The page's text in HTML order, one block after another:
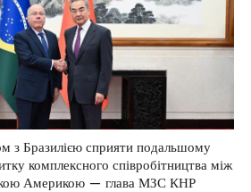
з Бразилією сприяти подальшому
комплексного співробітництва між
Америкою — глава МЗС КНР